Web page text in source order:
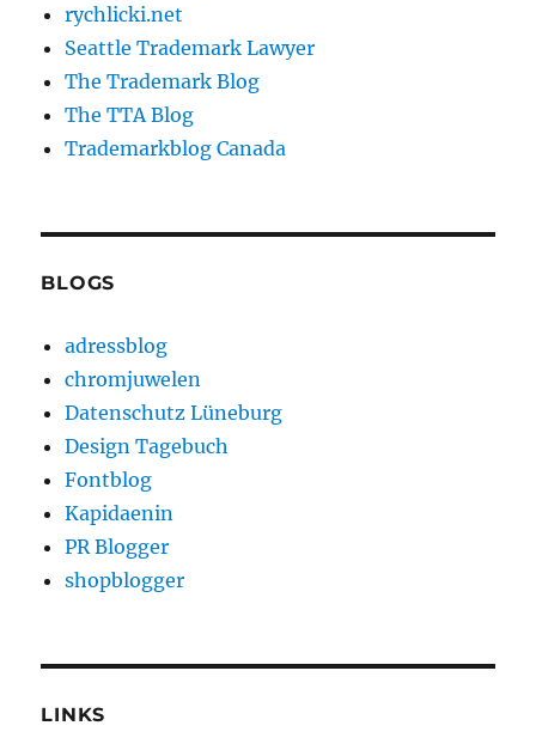
rychlicki.net
Seattle Trademark Lawyer
The Trademark Blog
The TTA Blog
Trademarkblog Canada
BLOGS
adressblog
chromjuwelen
Datenschutz Lüneburg
Design Tagebuch
Fontblog
Kapidaenin
PR Blogger
shopblogger
LINKS